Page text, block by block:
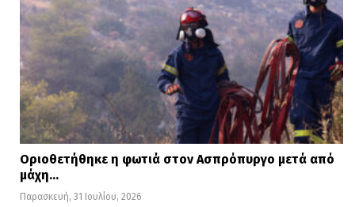
Οριοθετήθηκε η φωτιά στον Ασπρόπυργο μετά από
μάχη…
Παρασκευή, 31 Ιουλίου, 2026